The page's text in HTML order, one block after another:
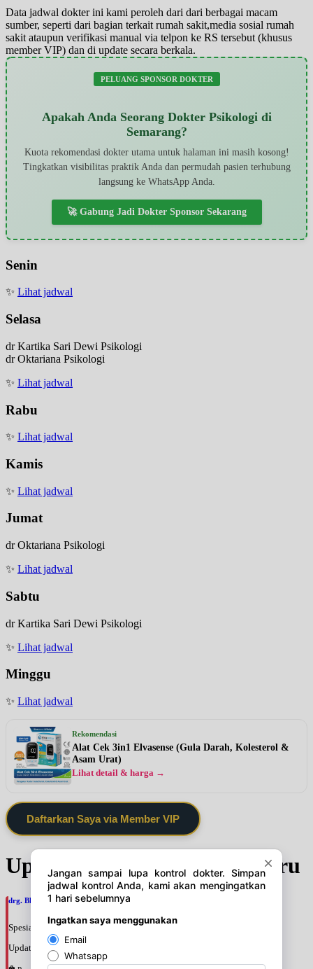
Data jadwal dokter ini kami peroleh dari dari berbagai macam
sumber, seperti dari bagian terkait rumah sakit,media sosial rumah
sakit ataupun verifikasi manual via telpon ke RS tersebut (khusus
member VIP) dan di update secara berkala.
PELUANG SPONSOR DOKTER
Apakah Anda Seorang Dokter Psikologi di
Semarang?
Kuota rekomendasi dokter utama untuk halaman ini masih kosong!
Tingkatkan visibilitas praktik Anda dan permudah pasien terhubung
langsung ke WhatsApp Anda.
🚀 Gabung Jadi Dokter Sponsor Sekarang
Senin
✨ Lihat jadwal
Selasa
dr Kartika Sari Dewi Psikologi
dr Oktariana Psikologi
✨ Lihat jadwal
Rabu
✨ Lihat jadwal
Kamis
✨ Lihat jadwal
Jumat
dr Oktariana Psikologi
✨ Lihat jadwal
Sabtu
dr Kartika Sari Dewi Psikologi
✨ Lihat jadwal
Minggu
✨ Lihat jadwal
Rekomendasi
Alat Cek 3in1 Elvasense (Gula Darah, Kolesterol &
Asam Urat)
Lihat detail & harga →
Daftarkan Saya via Member VIP
Update Jadwal Dokter terbaru
drg. Bhunga Ayuningtias, SpPros
Spesialis: Gigi
Update terakhir: 2026-08-07 11:28:10